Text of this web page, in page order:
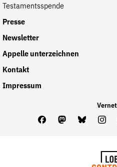
Testamentsspende
Presse
Newsletter
Appelle unterzeichnen
Kontakt
Impressum
FacebookMastodon
Bluesky